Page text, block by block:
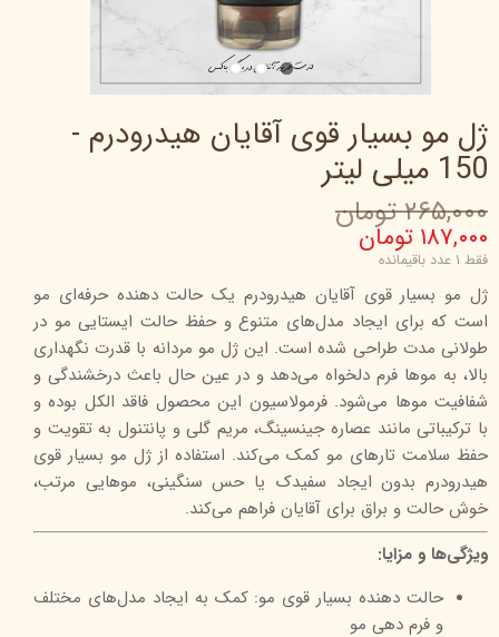
ژل مو بسیار قوی آقایان هیدرودرم -
150 میلی لیتر
۲۶۵,۰۰۰ تومان
۱۸۷,۰۰۰ تومان
فقط ۱ عدد باقیمانده
ژل مو بسیار قوی آقایان هیدرودرم یک حالت دهنده حرفه‌ای مو
است که برای ایجاد مدل‌های متنوع و حفظ حالت ایستایی مو در
طولانی مدت طراحی شده است. این ژل مو مردانه با قدرت نگهداری
بالا، به موها فرم دلخواه می‌دهد و در عین حال باعث درخشندگی و
شفافیت موها می‌شود. فرمولاسیون این محصول فاقد الکل بوده و
با ترکیباتی مانند عصاره جینسینگ، مریم گلی و پانتنول به تقویت و
حفظ سلامت تارهای مو کمک می‌کند. استفاده از ژل مو بسیار قوی
هیدرودرم بدون ایجاد سفیدک یا حس سنگینی، موهایی مرتب،
خوش حالت و براق برای آقایان فراهم می‌کند.
ویژگی‌ها و مزایا:
حالت دهنده بسیار قوی مو: کمک به ایجاد مدل‌های مختلف
و فرم دهی مو